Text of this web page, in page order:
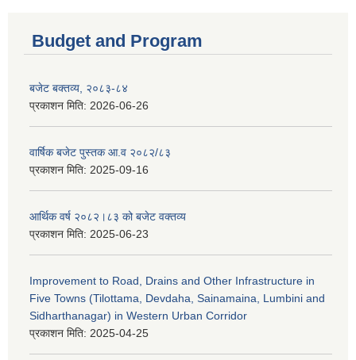
Budget and Program
बजेट बक्तव्य, २०८३-८४
प्रकाशन मिति: 2026-06-26
वार्षिक बजेट पुस्तक आ.व २०८२/८३
प्रकाशन मिति: 2025-09-16
आर्थिक वर्ष २०८२।८३ को बजेट वक्तव्य
प्रकाशन मिति: 2025-06-23
Improvement to Road, Drains and Other Infrastructure in
Five Towns (Tilottama, Devdaha, Sainamaina, Lumbini and
Sidharthanagar) in Western Urban Corridor
प्रकाशन मिति: 2025-04-25